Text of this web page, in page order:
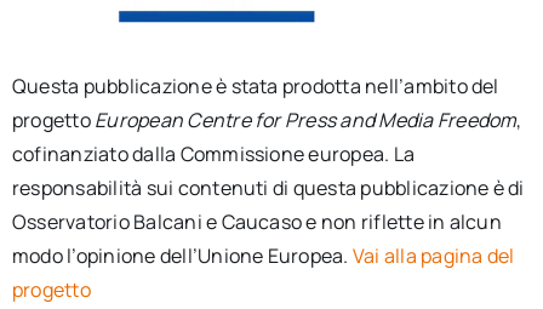
Questa pubblicazione è stata prodotta nell’ambito del
progettoEuropean Centre for Press and Media Freedom,
cofinanziato dalla Commissione europea. La
responsabilità sui contenuti di questa pubblicazione è di
Osservatorio Balcani e Caucaso e non riflette in alcun
modo l’opinione dell’Unione Europea. Vai alla pagina del
progetto